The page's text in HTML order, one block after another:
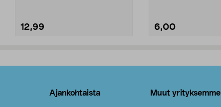
12,99 6,00
Ajankohtaista Muut yrityksemme